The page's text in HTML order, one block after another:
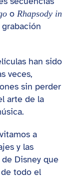
o Rhapsody in
han sido
veces,
sin perder
arte de la
a
y las
Disney que
todo el